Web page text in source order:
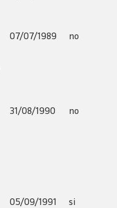
07/07/1989 no
31/08/1990 no
05/09/1991 si